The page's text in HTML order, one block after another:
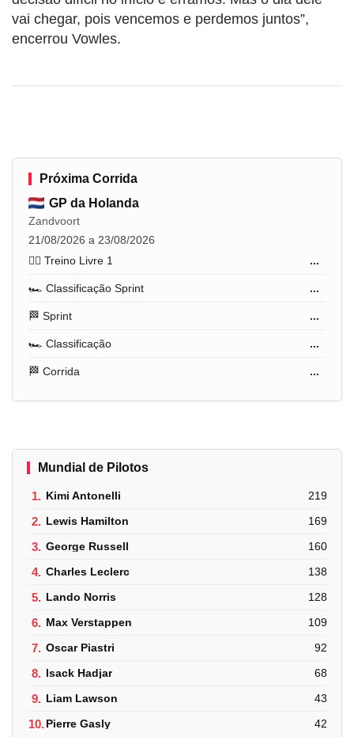
vai chegar, pois vencemos e perdemos juntos”,
encerrou Vowles.
Próxima Corrida
GP da Holanda
Zandvoort
21/08/2026 a 23/08/2026
🏋️‍♂️ Treino Livre 1
...
🏎️ Classificação Sprint ...
🏁 Sprint ...
🏎️ Classificação ...
🏁 Corrida ...
Mundial de Pilotos
1. Kimi Antonelli 219
2. Lewis Hamilton 169
3. George Russell 160
4. Charles Leclerc 138
5. Lando Norris 128
6. Max Verstappen 109
7. Oscar Piastri 92
8. Isack Hadjar 68
9. Liam Lawson 43
10.Pierre Gasly 42